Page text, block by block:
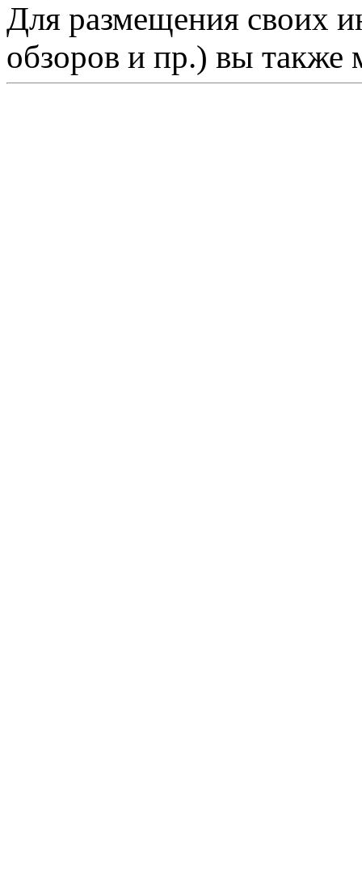
Для размещения своих
обзоров и пр.) вы также